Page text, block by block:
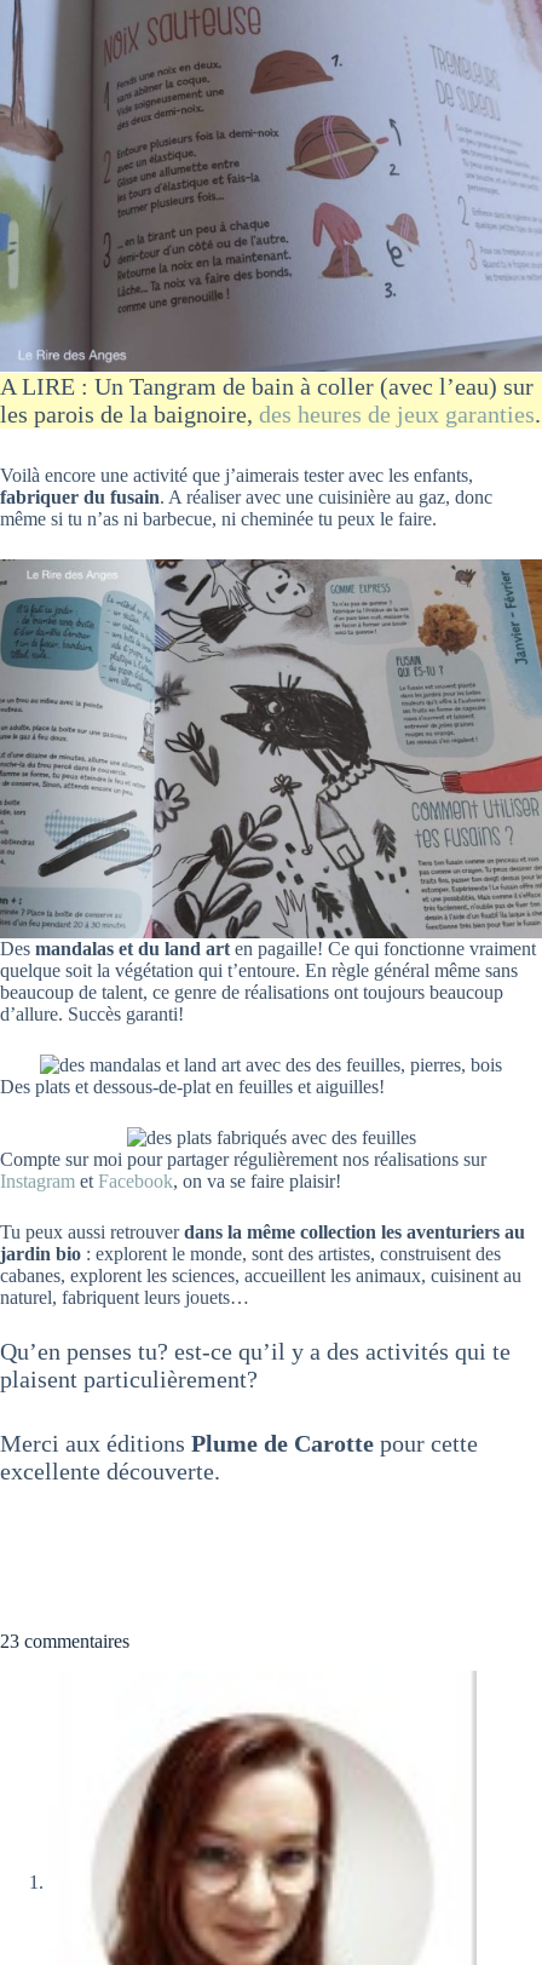
A LIRE : Un Tangram de bain à coller (avec l’eau) sur
les parois de la baignoire, des heures de jeux garanties.
Voilà encore une activité que j’aimerais tester avec les enfants,
fabriquer du fusain. A réaliser avec une cuisinière au gaz, donc
même si tu n’as ni barbecue, ni cheminée tu peux le faire.
Des mandalas et du land art en pagaille! Ce qui fonctionne vraiment
quelque soit la végétation qui t’entoure. En règle général même sans
beaucoup de talent, ce genre de réalisations ont toujours beaucoup
d’allure. Succès garanti!
Des plats et dessous-de-plat en feuilles et aiguilles!
Compte sur moi pour partager régulièrement nos réalisations sur
Instagram et Facebook, on va se faire plaisir!
Tu peux aussi retrouverdans la même collection les aventuriers au
jardin bio : explorent le monde, sont des artistes, construisent des
cabanes, explorent les sciences, accueillent les animaux, cuisinent au
naturel, fabriquent leurs jouets…
Qu’en penses tu? est-ce qu’il y a des activités qui te
plaisent particulièrement?
Merci aux éditions Plume de Carotte pour cette
excellente découverte.
23 commentaires